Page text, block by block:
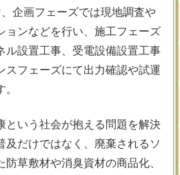
企画フェーズでは現地調査や
ョンなどを行い、施工フェーズ
ル設置工事、受電設備設置工事
スフェーズにて出力確認や試運
という社会が抱える問題を解決
及だけではなく、廃棄されるソ
草敷材や消臭資材の商品化、